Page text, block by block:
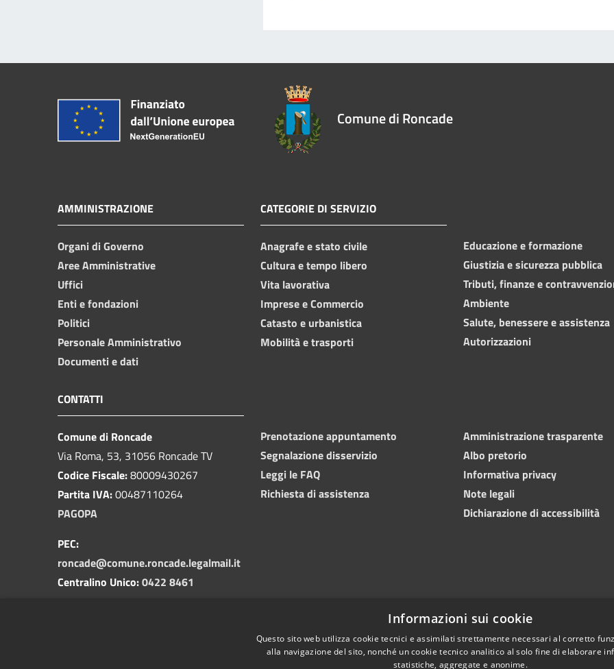
Comune di Roncade
AMMINISTRAZIONE
Organi di Governo
Aree Amministrative
Uffici
Enti e fondazioni
Politici
Personale Amministrativo
Documenti e dati
CATEGORIE DI SERVIZIO
Anagrafe e stato civile
Cultura e tempo libero
Vita lavorativa
Imprese e Commercio
Catasto e urbanistica
Mobilità e trasporti
Educazione e formazione
Giustizia e sicurezza pubblica
Tributi, finanze e
Ambiente
Salute, benessere e assistenza
Autorizzazioni
CONTATTI
Comune di Roncade
Via Roma, 53, 31056 Roncade TV
Codice Fiscale:80009430267
Partita IVA:00487110264
PAGOPA
PEC:
roncade@comune.roncade.legalmail.it
Centralino Unico:0422 8461
Prenotazione appuntamento
Segnalazione disservizio
Leggi le FAQ
Richiesta di assistenza
Amministrazione trasparente
Albo pretorio
Informativa privacy
Note legali
Dichiarazione di accessibilità
Informazioni sui cookie
Questo sito web utilizza cookie tecnici e assimilati strettamente necessari al corretto
alla navigazione del sito, nonché un cookie tecnico analitico al solo fine di elaborare
statistiche, aggregate e anonime.